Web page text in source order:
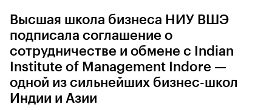
Высшая школа бизнеса НИУ ВШЭ
подписала соглашение о
сотрудничестве и обмене с Indian
Institute of Management Indore —
одной из сильнейших бизнес-школ
Индии и Азии